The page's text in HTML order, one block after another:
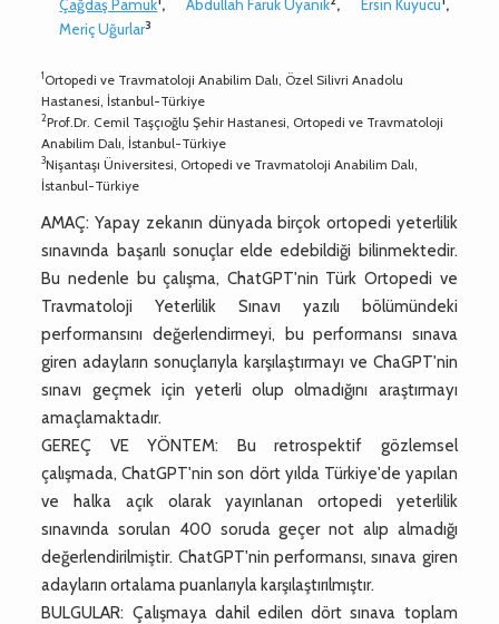
Çağdaş Pamuk , Abdullah Faruk Uyanık , Ersin Kuyucu ,
Meriç Uğurlar3
1Ortopedi ve Travmatoloji Anabilim Dalı, Özel Silivri Anadolu
Hastanesi, İstanbul-Türkiye
2Prof.Dr. Cemil Taşçıoğlu Şehir Hastanesi, Ortopedi ve Travmatoloji
Anabilim Dalı, İstanbul-Türkiye
3Nişantaşı Üniversitesi, Ortopedi ve Travmatoloji Anabilim Dalı,
İstanbul-Türkiye
AMAÇ: Yapay zekanın dünyada birçok ortopedi yeterlilik
sınavında başarılı sonuçlar elde edebildiği bilinmektedir.
Bu nedenle bu çalışma, ChatGPT'nin Türk Ortopedi ve
Travmatoloji Yeterlilik Sınavı yazılı bölümündeki
performansını değerlendirmeyi, bu performansı sınava
giren adayların sonuçlarıyla karşılaştırmayı ve ChaGPT'nin
sınavı geçmek için yeterli olup olmadığını araştırmayı
amaçlamaktadır.
GEREÇ VE YÖNTEM: Bu retrospektif gözlemsel
çalışmada, ChatGPT'nin son dört yılda Türkiye'de yapılan
ve halka açık olarak yayınlanan ortopedi yeterlilik
sınavında sorulan 400 soruda geçer not alıp almadığı
değerlendirilmiştir. ChatGPT'nin performansı, sınava giren
adayların ortalama puanlarıyla karşılaştırılmıştır.
BULGULAR: Çalışmaya dahil edilen dört sınava toplam